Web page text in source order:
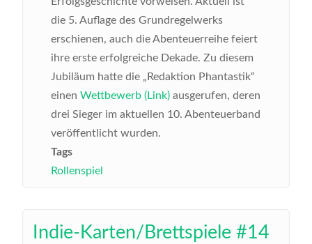
die 5. Auflage des Grundregelwerks
erschienen, auch die Abenteuerreihe feiert
ihre erste erfolgreiche Dekade. Zu diesem
Jubiläum hatte die „Redaktion Phantastik“
einen Wettbewerb (Link) ausgerufen, deren
drei Sieger im aktuellen 10. Abenteuerband
veröffentlicht wurden.
Tags
Rollenspiel
Indie-Karten/Brettspiele #14